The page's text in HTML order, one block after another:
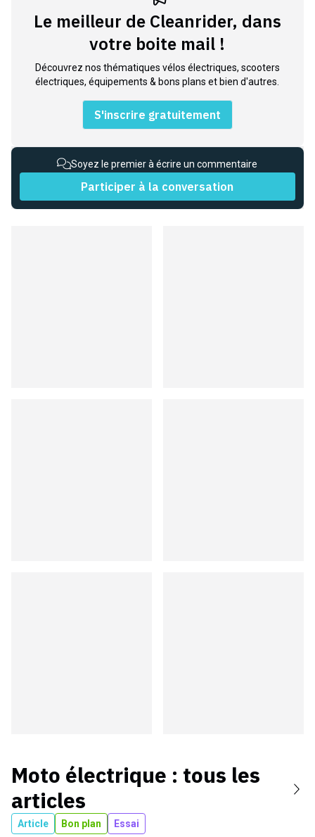
Le meilleur de Cleanrider, dans
votre boite mail !
Découvrez nos thématiques vélos électriques, scooters
électriques, équipements & bons plans et bien d'autres.
S'inscrire gratuitement
Soyez le premier à écrire un commentaire
Participer à la conversation
Moto électrique : tous les
articles
Article Bon plan Essai